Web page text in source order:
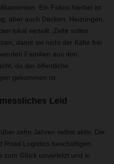
Ein Fokus hierbei ist
aber auch Decken, Heizungen,
lokal verteilt. Zelte sollen
damit sie nicht der Kälte frei
Familien aus den
da der öffentliche
gekommen ist.
Leid
zehn Jahren selbst aktiv. Die
Road Logistics beschäftigen
zum Glück unverletzt und in